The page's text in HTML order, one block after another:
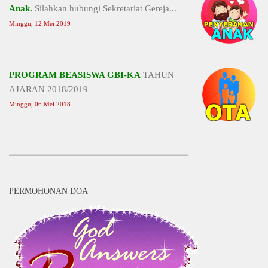
Anak. Silahkan hubungi Sekretariat Gereja...
Minggu, 12 Mei 2019
PROGRAM BEASISWA GBI-KA TAHUN
AJARAN 2018/2019
Minggu, 06 Mei 2018
PERMOHONAN DOA